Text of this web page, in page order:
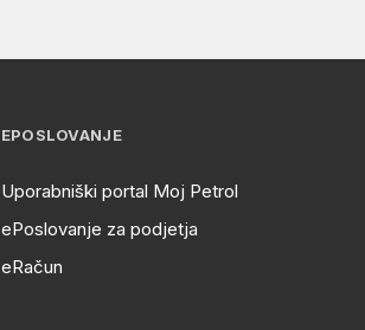
EPOSLOVANJE
Uporabniški portal Moj Petrol
ePoslovanje za podjetja
eRačun